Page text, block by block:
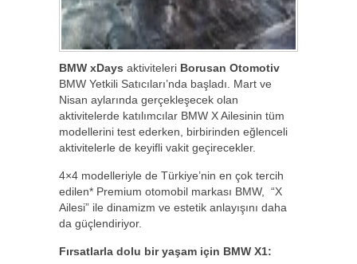
BMW xDays aktiviteleri Borusan Otomotiv
BMW Yetkili Satıcıları’nda başladı. Mart ve
Nisan aylarında gerçekleşecek olan
aktivitelerde katılımcılar BMW X Ailesinin tüm
modellerini test ederken, birbirinden eğlenceli
aktivitelerle de keyifli vakit geçirecekler.
4×4 modelleriyle de Türkiye’nin en çok tercih
edilen* Premium otomobil markası BMW, “X
Ailesi” ile dinamizm ve estetik anlayışını daha
da güçlendiriyor.
Fırsatlarla dolu bir yaşam için BMW X1: